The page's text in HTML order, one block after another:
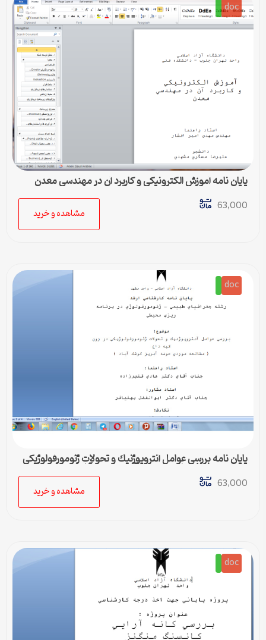
doc
پایان نامه آموزش الکترونيکي و کاربرد آن در مهندسي معدن
63,000
مشاهده و خرید
doc
پایان نامه بررسي عوامل آنتروپوژنيك و تحولات ژئومورفولوژيكي
در زون كپه داغ مطالعه موردی آبریز کوشک آباد
63,000
مشاهده و خرید
doc